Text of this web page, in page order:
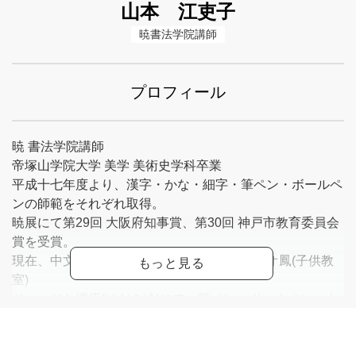
山本 江吏子
暁書法学院講師
プロフィール
暁 書法学院講師
帝塚山学院大学 美学 美術史学科卒業
平成十七年度より、漢字・かな・細字・筆ペン・ボールペ
ンの師範をそれぞれ取得。
暁展にて第29回 大阪府知事賞、第30回 神戸市教育委員会
賞を受賞。
現在、中文化教育会館、美原文化会館、アリオ鳳(子供教
室)